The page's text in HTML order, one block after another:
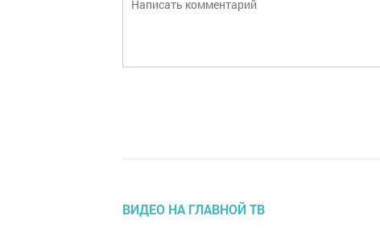
ВИДЕО НА ГЛАВНОЙ ТВ